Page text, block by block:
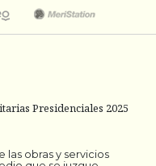
Presidenciales 2025
las obras y servicios